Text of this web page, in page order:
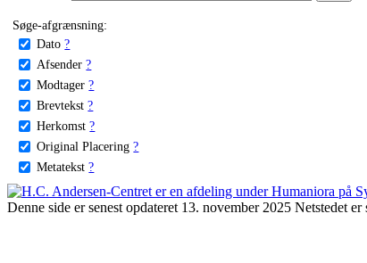
Søge-afgrænsning:
Dato ?
Afsender ?
Modtager ?
Brevtekst ?
Herkomst ?
Original Placering ?
Metatekst ?
Denne side er senest opdateret 13. november 2025 Netstedet